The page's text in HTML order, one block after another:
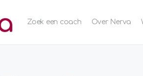
Zoek een coach Over Nerva